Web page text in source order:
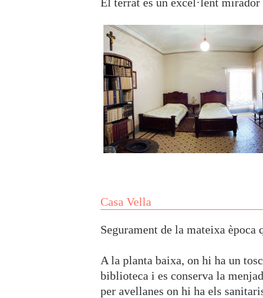
Casa Vella
Segurament de la mateixa època
A la planta baixa, on hi ha un
biblioteca i es conserva la
per avellanes on hi ha els